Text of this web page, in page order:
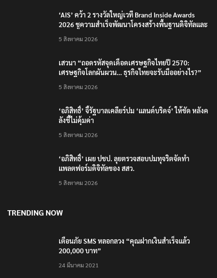
‘AIS’ คว้า 2 รางวัลใหญ่เวที Brand Inside Awards
2026 ชูความสำเร็จพัฒนาโครงสร้างพื้นฐานดิจิทัลและ
5 สิงหาคม 2026
เสวนา “ถอดรหัสจุดเดือดเศรษฐกิจไทยปี 2570:
เศรษฐกิจโลกผันผวน… ธุรกิจไทยจะรับมืออย่างไร?”
5 สิงหาคม 2026
‘อภิสิทธิ์’ จี้รัฐบาลเคลียร์ปม ‘แลนด์บริดจ์’ ให้ชัด หลังค
ลังชี้ไม่คุ้มค่า
5 สิงหาคม 2026
‘อภิสิทธิ์’ เผย ปชป. ลุยตรวจสอบปมทุจริตจัดทำ
แพลตฟอร์มดิจิทัลของ สสว.
5 สิงหาคม 2026
TRENDING NOW
เตือนภัย SMS หลอกลวง “คุณฝากเงินสำเร็จแล้ว
200,000 บาท”
24 มีนาคม 2021